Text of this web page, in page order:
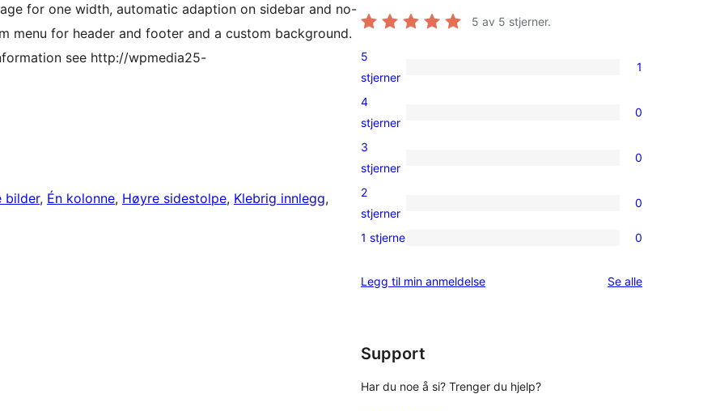
for one width, automatic adaption on sidebar and no-
menu for header and footer and a custom background.
see http://wpmedia25-
bilder, Én kolonne, Høyre sidestolpe, Klebrig innlegg
5 av 5 stjerner.
1
5-
star
5
stjerner
1
0
4-
star
4
stjerner
0
0
3-
star
3
stjerner
0
0
2-
reviews
2
stjerner
0
0
star
1 stjerne 0
Legg til min anmeldelse Se alleomtalene
Support
Har du noe å si? Trenger du hjelp?